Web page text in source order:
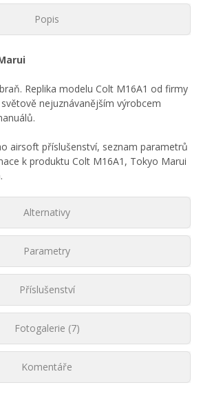
Popis
Replika modelu Colt M16A1 od firmy
nejuznávanějším výrobcem
airsoft příslušenství, seznam parametrů
k produktu Colt M16A1, Tokyo Marui
Alternativy
Parametry
Příslušenství
Fotogalerie (7)
Komentáře